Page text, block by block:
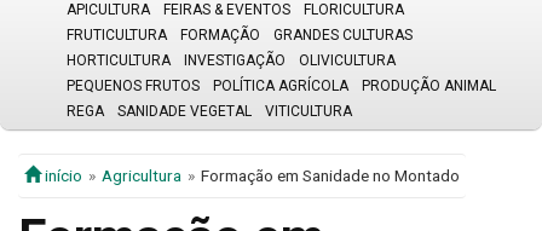
APICULTURA
FEIRAS & EVENTOS
FLORICULTURA
FRUTICULTURA
FORMAÇÃO
GRANDES CULTURAS
HORTICULTURA
INVESTIGAÇÃO
OLIVICULTURA
PEQUENOS FRUTOS
POLÍTICA AGRÍCOLA
PRODUÇÃO ANIMAL
REGA
SANIDADE VEGETAL VITICULTURA
início Agricultura Formação em Sanidade no Montado